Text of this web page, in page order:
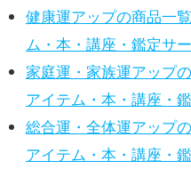
健康運アップの商品一
ム・本・講座・鑑定サー
家庭運・家族運アップ
アイテム・本・講座・
総合運・全体運アップ
アイテム・本・講座・